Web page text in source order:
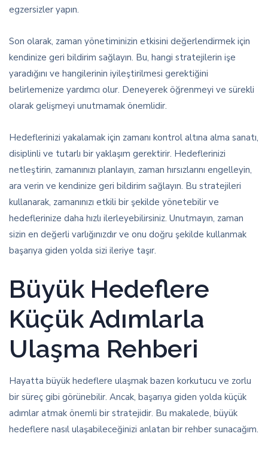
egzersizler yapın.
Son olarak, zaman yönetiminizin etkisini değerlendirmek için
kendinize geri bildirim sağlayın. Bu, hangi stratejilerin işe
yaradığını ve hangilerinin iyileştirilmesi gerektiğini
belirlemenize yardımcı olur. Deneyerek öğrenmeyi ve sürekli
olarak gelişmeyi unutmamak önemlidir.
Hedeflerinizi yakalamak için zamanı kontrol altına alma sanatı,
disiplinli ve tutarlı bir yaklaşım gerektirir. Hedeflerinizi
netleştirin, zamanınızı planlayın, zaman hırsızlarını engelleyin,
ara verin ve kendinize geri bildirim sağlayın. Bu stratejileri
kullanarak, zamanınızı etkili bir şekilde yönetebilir ve
hedeflerinize daha hızlı ilerleyebilirsiniz. Unutmayın, zaman
sizin en değerli varlığınızdır ve onu doğru şekilde kullanmak
başarıya giden yolda sizi ileriye taşır.
Büyük Hedeflere
Küçük Adımlarla
Ulaşma Rehberi
Hayatta büyük hedeflere ulaşmak bazen korkutucu ve zorlu
bir süreç gibi görünebilir. Ancak, başarıya giden yolda küçük
adımlar atmak önemli bir stratejidir. Bu makalede, büyük
hedeflere nasıl ulaşabileceğinizi anlatan bir rehber sunacağım.